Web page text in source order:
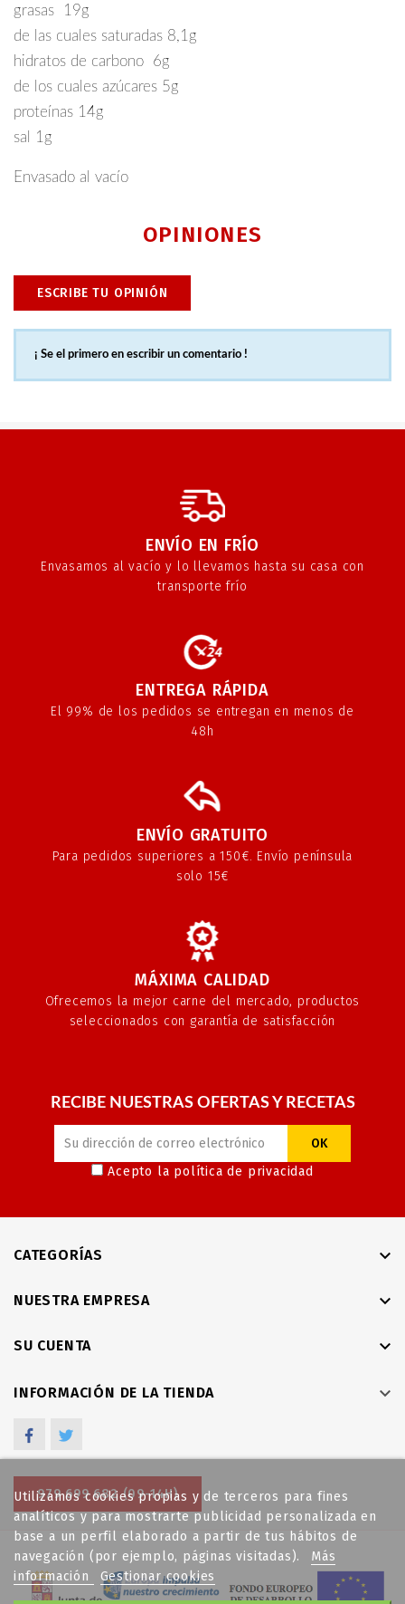
grasas 19g
de las cuales saturadas 8,1g
hidratos de carbono 6g
de los cuales azúcares 5g
proteínas 14g
sal 1g
Envasado al vacío
OPINIONES
ESCRIBE TU OPINIÓN
¡ Se el primero en escribir un comentario !
ENVÍO EN FRÍO
Envasamos al vacío y lo llevamos hasta su casa con
transporte frío
ENTREGA RÁPIDA
El 99% de los pedidos se entregan en menos de
48h
ENVÍO GRATUITO
Para pedidos superiores a 150€. Envío península
solo 15€
MÁXIMA CALIDAD
Ofrecemos la mejor carne del mercado, productos
seleccionados con garantía de satisfacción
RECIBE NUESTRAS OFERTAS Y RECETAS
Acepto la política de privacidad
CATEGORÍAS 
NUESTRA EMPRESA 
SU CUENTA 
INFORMACIÓN DE LA TIENDA 
Facebook
979 699 682 (09-14H)
Utilizamos cookies propias y de terceros para fines
analíticos y para mostrarte publicidad personalizada en
base a un perfil elaborado a partir de tus hábitos de
navegación (por ejemplo, páginas visitadas).
Más
información
Gestionar cookies